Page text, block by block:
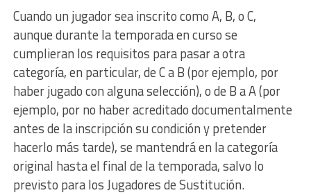
Cuando un jugador sea inscrito como A, B, o C,
aunque durante la temporada en curso se
cumplieran los requisitos para pasar a otra
categoría, en particular, de C a B (por ejemplo, por
haber jugado con alguna selección), o de B a A (por
ejemplo, por no haber acreditado documentalmente
antes de la inscripción su condición y pretender
hacerlo más tarde), se mantendrá en la categoría
original hasta el final de la temporada, salvo lo
previsto para los Jugadores de Sustitución.